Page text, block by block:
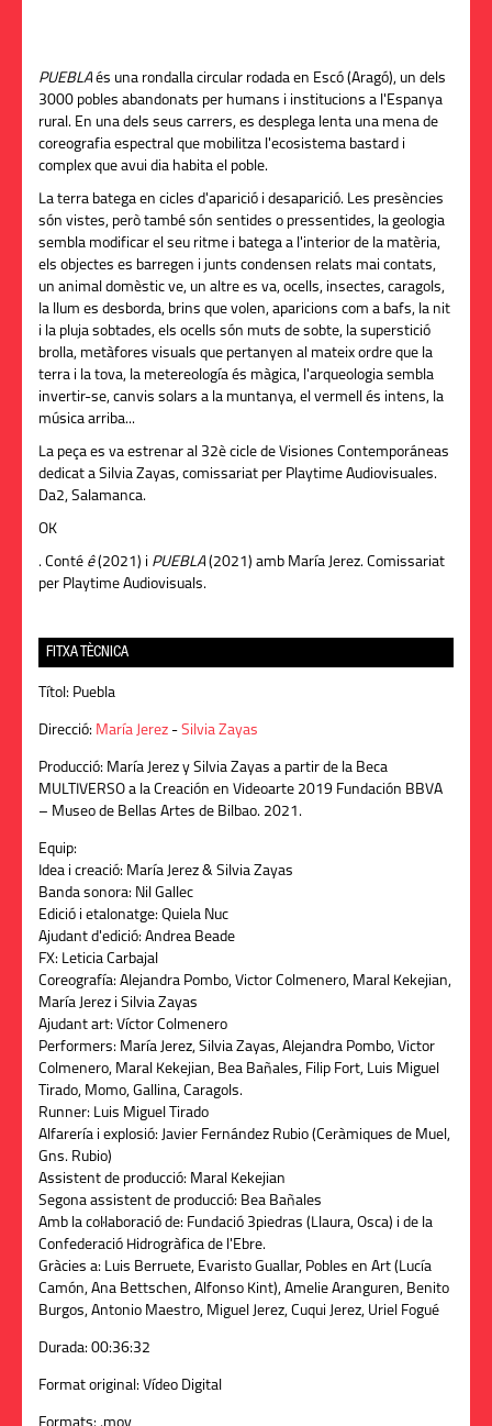
PUEBLA és una rondalla circular rodada en Escó (Aragó), un dels
3000 pobles abandonats per humans i institucions a l'Espanya
rural. En una dels seus carrers, es desplega lenta una mena de
coreografia espectral que mobilitza l'ecosistema bastard i
complex que avui dia habita el poble.
La terra batega en cicles d'aparició i desaparició. Les presències
són vistes, però també són sentides o pressentides, la geologia
sembla modificar el seu ritme i batega a l'interior de la matèria,
els objectes es barregen i junts condensen relats mai contats,
un animal domèstic ve, un altre es va, ocells, insectes, caragols,
la llum es desborda, brins que volen, aparicions com a bafs, la nit
i la pluja sobtades, els ocells són muts de sobte, la superstició
brolla, metàfores visuals que pertanyen al mateix ordre que la
terra i la tova, la metereología és màgica, l'arqueologia sembla
invertir-se, canvis solars a la muntanya, el vermell és intens, la
música arriba...
La peça es va estrenar al 32è cicle de Visiones Contemporáneas
dedicat a Silvia Zayas, comissariat per Playtime Audiovisuales.
Da2, Salamanca.
OK
. Conté ê(2021) i PUEBLA (2021) amb María Jerez. Comissariat
per Playtime Audiovisuals.
FITXA TÈCNICA
Títol: Puebla
Direcció: María Jerez - Silvia Zayas
Producció: María Jerez y Silvia Zayas a partir de la Beca
MULTIVERSO a la Creación en Videoarte 2019 Fundación BBVA
– Museo de Bellas Artes de Bilbao. 2021.
Equip:
Idea i creació: María Jerez & Silvia Zayas
Banda sonora: Nil Gallec
Edició i etalonatge: Quiela Nuc
Ajudant d'edició: Andrea Beade
FX: Leticia Carbajal
Coreografía: Alejandra Pombo, Victor Colmenero, Maral Kekejian,
María Jerez i Silvia Zayas
Ajudant art: Víctor Colmenero
Performers: María Jerez, Silvia Zayas, Alejandra Pombo, Victor
Colmenero, Maral Kekejian, Bea Bañales, Filip Fort, Luis Miguel
Tirado, Momo, Gallina, Caragols.
Runner: Luis Miguel Tirado
Alfarería i explosió: Javier Fernández Rubio (Ceràmiques de Muel,
Gns. Rubio)
Assistent de producció: Maral Kekejian
Segona assistent de producció: Bea Bañales
Amb la col·laboració de: Fundació 3piedras (Llaura, Osca) i de la
Confederació Hidrogràfica de l'Ebre.
Gràcies a: Luis Berruete, Evaristo Guallar, Pobles en Art (Lucía
Camón, Ana Bettschen, Alfonso Kint), Amelie Aranguren, Benito
Burgos, Antonio Maestro, Miguel Jerez, Cuqui Jerez, Uriel Fogué
Durada: 00:36:32
Format original: Vídeo Digital